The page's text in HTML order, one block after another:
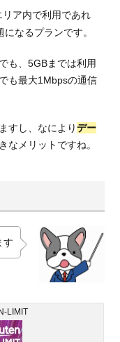
ア内で利用であれ
になるプランです。
も、5GBまでは利用
も最大1Mbpsの通信
すし、なによりデー
なメリットですね。
す
LIMIT